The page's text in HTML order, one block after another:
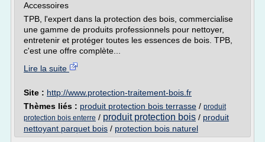
Accessoires
TPB, l'expert dans la protection des bois, commercialise
une gamme de produits professionnels pour nettoyer,
entretenir et protéger toutes les essences de bois. TPB,
c'est une offre complète...
Lire la suite
Site : http://www.protection-traitement-bois.fr
Thèmes liés : produit protection bois terrasse / produit
protection bois enterre / produit protection bois / produit
nettoyant parquet bois / protection bois naturel